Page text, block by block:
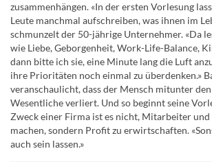
zusammenhängen. «In der ersten Vorlesung
Leute manchmal aufschreiben, was ihnen im
schmunzelt der 50-jährige Unternehmer. «Da
wie Liebe, Geborgenheit, Work-Life-Balance,
dann bitte ich sie, eine Minute lang die Luft
ihre Prioritäten noch einmal zu überdenken.»
veranschaulicht, dass der Mensch mitunter
Wesentliche verliert. Und so beginnt seine
Zweck einer Firma ist es nicht, Mitarbeiter
machen, sondern Profit zu erwirtschaften.
auch sein lassen.»